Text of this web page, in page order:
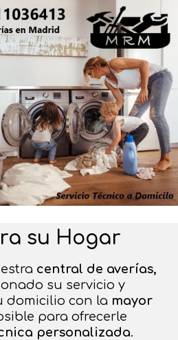
su Hogar
central de averías,
su servicio y
domicilio con la mayor
para ofrecerle
personalizada.